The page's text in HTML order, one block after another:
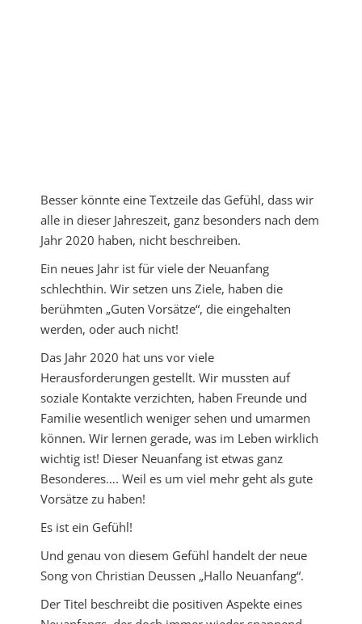
Besser könnte eine Textzeile das Gefühl, dass wir
alle in dieser Jahreszeit, ganz besonders nach dem
Jahr 2020 haben, nicht beschreiben.
Ein neues Jahr ist für viele der Neuanfang
schlechthin. Wir setzen uns Ziele, haben die
berühmten „Guten Vorsätze“, die eingehalten
werden, oder auch nicht!
Das Jahr 2020 hat uns vor viele
Herausforderungen gestellt. Wir mussten auf
soziale Kontakte verzichten, haben Freunde und
Familie wesentlich weniger sehen und umarmen
können. Wir lernen gerade, was im Leben wirklich
wichtig ist! Dieser Neuanfang ist etwas ganz
Besonderes…. Weil es um viel mehr geht als gute
Vorsätze zu haben!
Es ist ein Gefühl!
Und genau von diesem Gefühl handelt der neue
Song von Christian Deussen „Hallo Neuanfang“.
Der Titel beschreibt die positiven Aspekte eines